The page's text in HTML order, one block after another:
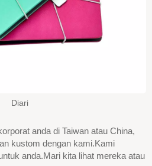
Diari
anda di Taiwan atau China,
kustom dengan kami.Kami
anda.Mari kita lihat mereka atau